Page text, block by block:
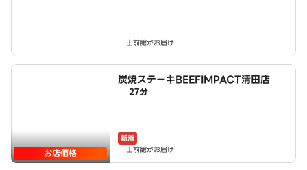
出前館がお届け
お店価格
炭焼ステーキBEEFIMPACT清田店
27分
新着
出前館がお届け